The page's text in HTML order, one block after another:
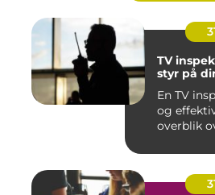
TV
styr på
En TV
og
overblik